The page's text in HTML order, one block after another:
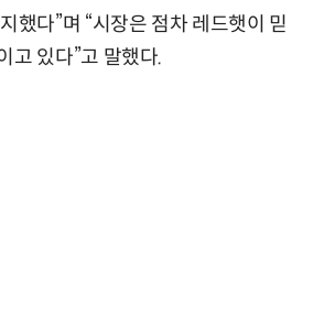
했다”며 “시장은 점차 레드햇이 믿
고 있다”고 말했다.